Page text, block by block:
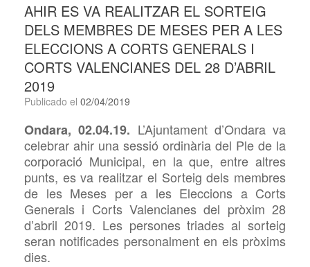
AHIR ES VA REALITZAR EL SORTEIG
DELS MEMBRES DE MESES PER A LES
ELECCIONS A CORTS GENERALS I
CORTS VALENCIANES DEL 28 D’ABRIL
2019
Publicado el 02/04/2019
Ondara, 02.04.19. L’Ajuntament d’Ondara va
celebrar ahir una sessió ordinària del Ple de la
corporació Municipal, en la que, entre altres
punts, es va realitzar el Sorteig dels membres
de les Meses per a les Eleccions a Corts
Generals i Corts Valencianes del pròxim 28
d’abril 2019. Les persones triades al sorteig
seran notificades personalment en els pròxims
dies.